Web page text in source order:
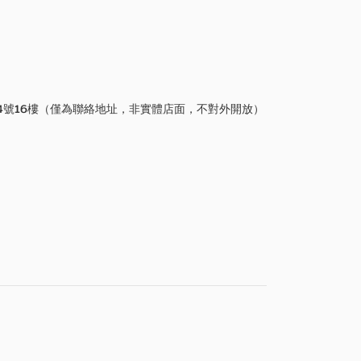
16樓（僅為聯絡地址，非實體店面，不對外開放）